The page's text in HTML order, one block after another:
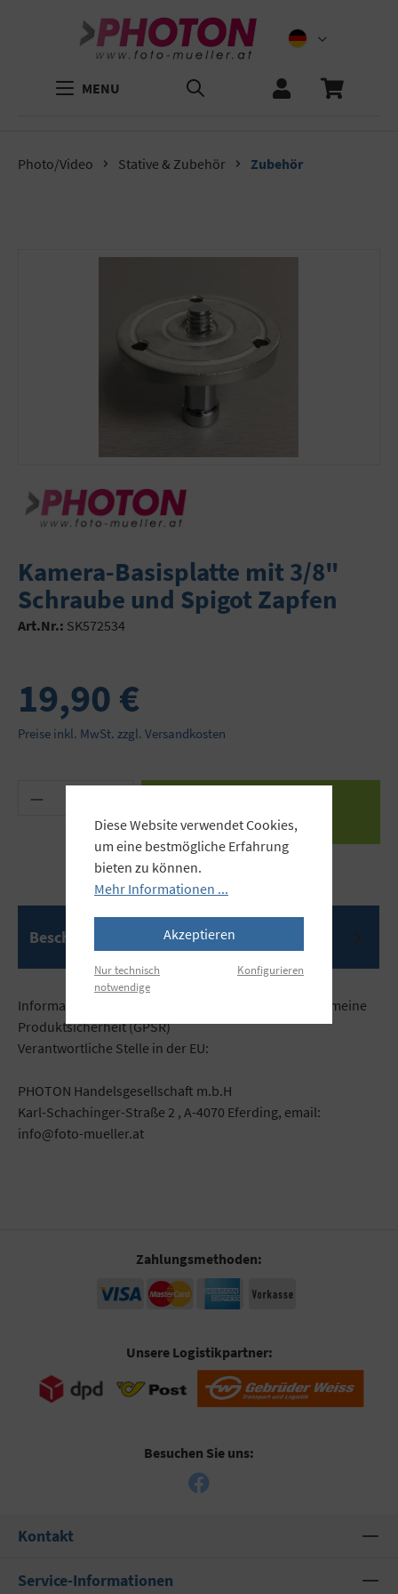
MENU
Photo/Video Stative & Zubehör Zubehör
Bildergalerie überspringen
Kamera-Basisplatte mit 3/8"
Schraube und Spigot Zapfen
Art.Nr.: SK572534
19,90 €
Preise inkl. MwSt. zzgl. Versandkosten
Produkt Anzahl: Gib den gewünschten Wert
Beschreibung
Informationen gemäß der Verordnung über die allgemeine
Produktsicherheit (GPSR)
Verantwortliche Stelle in der EU:
PHOTON Handelsgesellschaft m.b.H
Karl-Schachinger-Straße 2 , A-4070 Eferding, email:
info@foto-mueller.at
Zahlungsmethoden:
Unsere Logistikpartner:
Besuchen Sie uns:
Kontakt
Service-Informationen
Diese Website verwendet Cookies,
um eine bestmögliche Erfahrung
bieten zu können.
Mehr Informationen ...
Akzeptieren
Nur technisch
notwendige
Konfigurieren